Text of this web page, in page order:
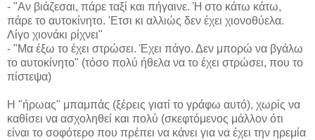
- "Aν βιάζεσαι, πάρε ταξί και πήγαινε. Ή στο κάτω κάτω,
πάρε το αυτοκίνητο. 'Ετσι κι αλλιώς δεν έχει χιονοθύελα.
Λίγο χιονάκι ρίχνει"
- "Μα έξω το έχει στρώσει. Έχει πάγο. Δεν μπορώ να βγάλω
το αυτοκίνητο" (τόσο πολύ ήθελα να το έχει στρώσει, που το
πίστεψα)
Η "ήρωας" μπαμπάς (ξέρεις γιατί το γράφω αυτό), χωρίς να
καθίσει να ασχοληθεί και πολύ (σκεφτόμενος μάλλον ότι
είναι το σοφότερο που πρέπει να κάνει για να έχει την ηρεμία